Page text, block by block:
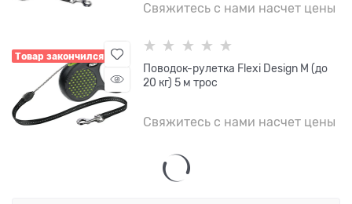
Свяжитесь с нами насчет цены
Товар закончился
Поводок-рулетка Flexi Design М (до
20 кг) 5 м трос
Свяжитесь с нами насчет цены